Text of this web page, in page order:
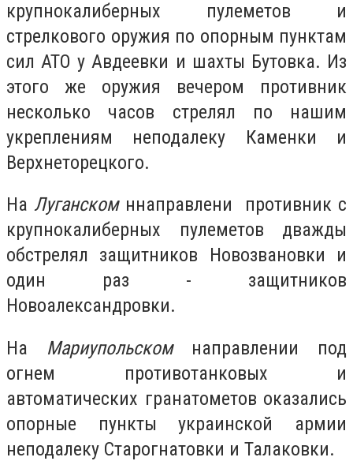
крупнокалиберных пулеметов и
стрелкового оружия по опорным пунктам
сил АТО у Авдеевки и шахты Бутовка. Из
этого же оружия вечером противник
несколько часов стрелял по нашим
укреплениям неподалеку Каменки и
Верхнеторецкого.
На Луганскомннаправлени противник с
крупнокалиберных пулеметов дважды
обстрелял защитников Новозвановки и
один раз - защитников
Новоалександровки.
На Мариупольскомнаправлении под
огнем противотанковых и
автоматических гранатометов оказались
опорные пункты украинской армии
неподалеку Старогнатовки и Талаковки.